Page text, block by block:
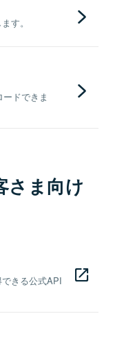
す。
ドできま
さま向け
きる公式API